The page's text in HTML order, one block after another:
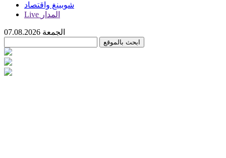
شوبينغ واقتصاد
Live المدار